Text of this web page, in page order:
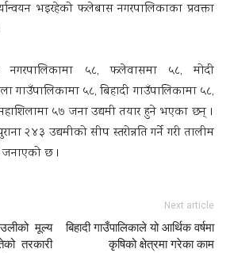
भइरहेको फलेबास नगरपालिकाका प्रवक्ता
५८, फलेवासमा ५८, मोदी
गाउँपालिकामा ५८, बिहादी गाउँपालिकामा ५८,
५७ जना उद्यमी तयार हुने भएका छन् ।
२४३ उद्यमीको सीप स्तरोन्नति गर्ने गरी तालीम
छ ।
मूल्य
तरकारी
Next article
बिहादी गाउँपालिकाले यो आर्थिक वर्षमा
कृषिको क्षेत्रमा गरेका काम